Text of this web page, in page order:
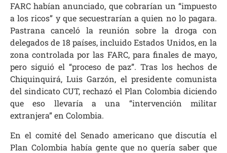
FARC habían anunciado, que cobrarían un “impuesto
a los ricos” y que secuestrarían a quien no lo pagara.
Pastrana canceló la reunión sobre la droga con
delegados de 18 países, incluido Estados Unidos, en la
zona controlada por las FARC, para finales de mayo,
pero siguió el “proceso de paz”. Tras los hechos de
Chiquinquirá, Luis Garzón, el presidente comunista
del sindicato CUT, rechazó el Plan Colombia diciendo
que eso llevaría a una “intervención militar
extranjera” en Colombia.
En el comité del Senado americano que discutía el
Plan Colombia había gente que no quería saber que